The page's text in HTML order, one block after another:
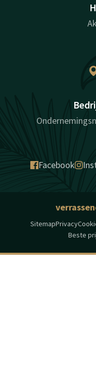
Facebook
SitemapPrivacy
Beste